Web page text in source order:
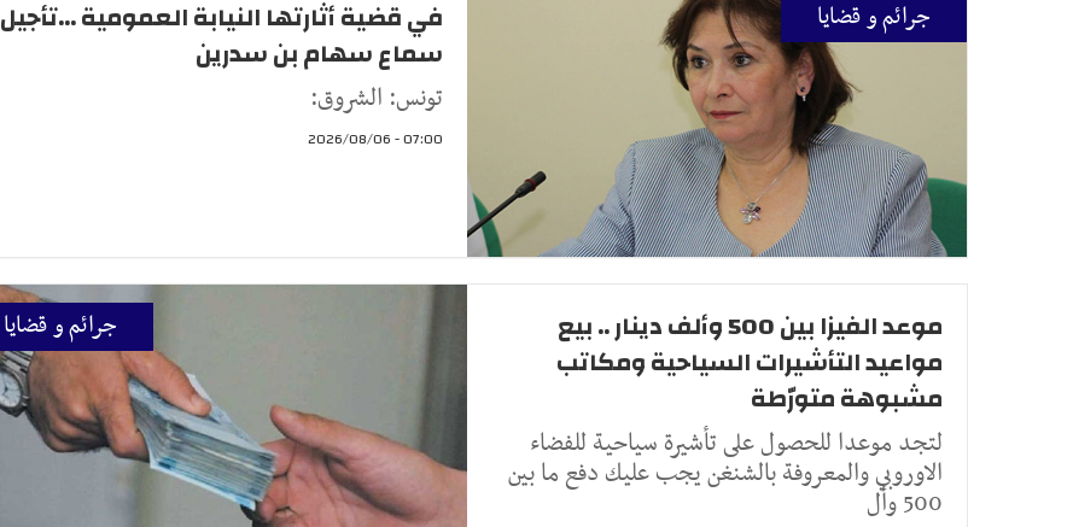
جرائم و قضايا
في قضية أثارتها النيابة العمومية ...تأجيل
سماع سهام بن سدرين
تونس: الشروق:
07:00 - 2026/08/06
جرائم و قضايا
موعد الفيزا بين 500 وألف دينار .. بيع
مواعيد التأشيرات السياحية ومكاتب
مشبوهة متورّطة
لتجد موعدا للحصول على تأشيرة سياحية للفضاء
الاوروبي والمعروفة بالشنغن يجب عليك دفع ما بين
500 وأل